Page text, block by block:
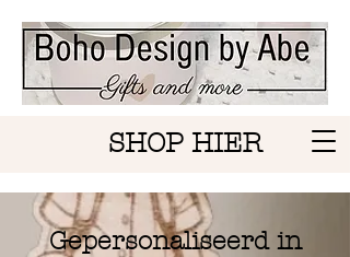
SHOP HIER
Gepersonaliseerd in